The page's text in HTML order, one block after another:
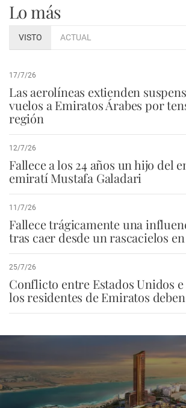
Lo más
VISTO ACTUAL
17/7/26
Las aerolíneas extienden
vuelos a Emiratos Árabes por
región
12/7/26
Fallece a los 24 años un hijo del
emiratí Mustafa Galadari
11/7/26
Fallece trágicamente una
tras caer desde un rascacielos
25/7/26
Conflicto entre Estados Unidos
los residentes de Emiratos